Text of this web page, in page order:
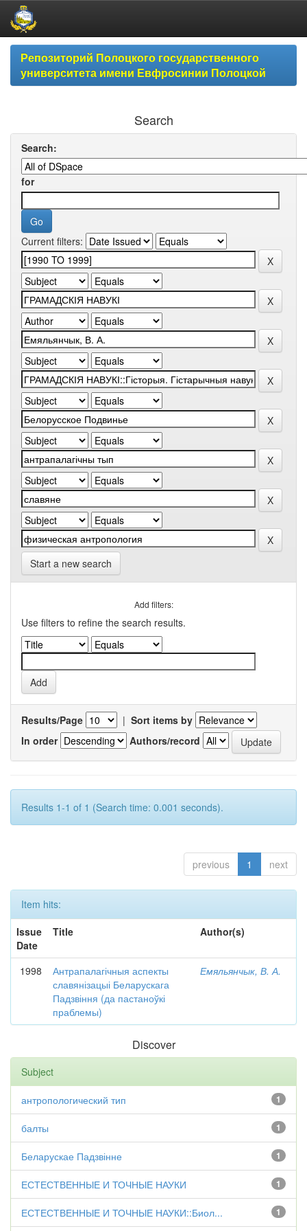
Skip
navigationРепозиторий Полоцкого государственного
университета имени Евфросинии Полоцкой
Search
Search:
for
Current filters:
Start a new search
Add filters:
Use filters to refine the search results.
Results/Page | Sort items by
In order
Authors/record
Results 1-1 of 1 (Search time: 0.001 seconds).
previous 1 next
Item hits:
Issue
Date
Title Author(s)
1998
Антрапалагічныя аспекты
славянізацыі Беларускага
Падзвіння (да пастаноўкі
праблемы)
Емяльянчык, В. А.
Discover
Subject
1
антропологический тип
1
балты
1
Беларускае Падзвінне
1
ЕСТЕСТВЕННЫЕ И ТОЧНЫЕ НАУКИ
1
ЕСТЕСТВЕННЫЕ И ТОЧНЫЕ НАУКИ::Биол...